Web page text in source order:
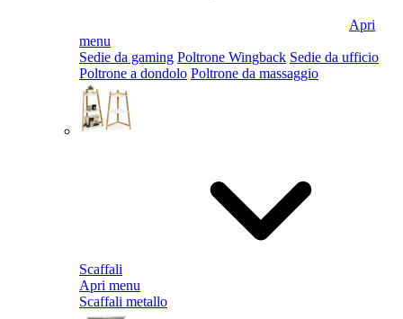
Apri
menu
Sedie da gaming Poltrone Wingback Sedie da ufficio
Poltrone a dondolo Poltrone da massaggio
Scaffali
Apri menu
Scaffali metallo